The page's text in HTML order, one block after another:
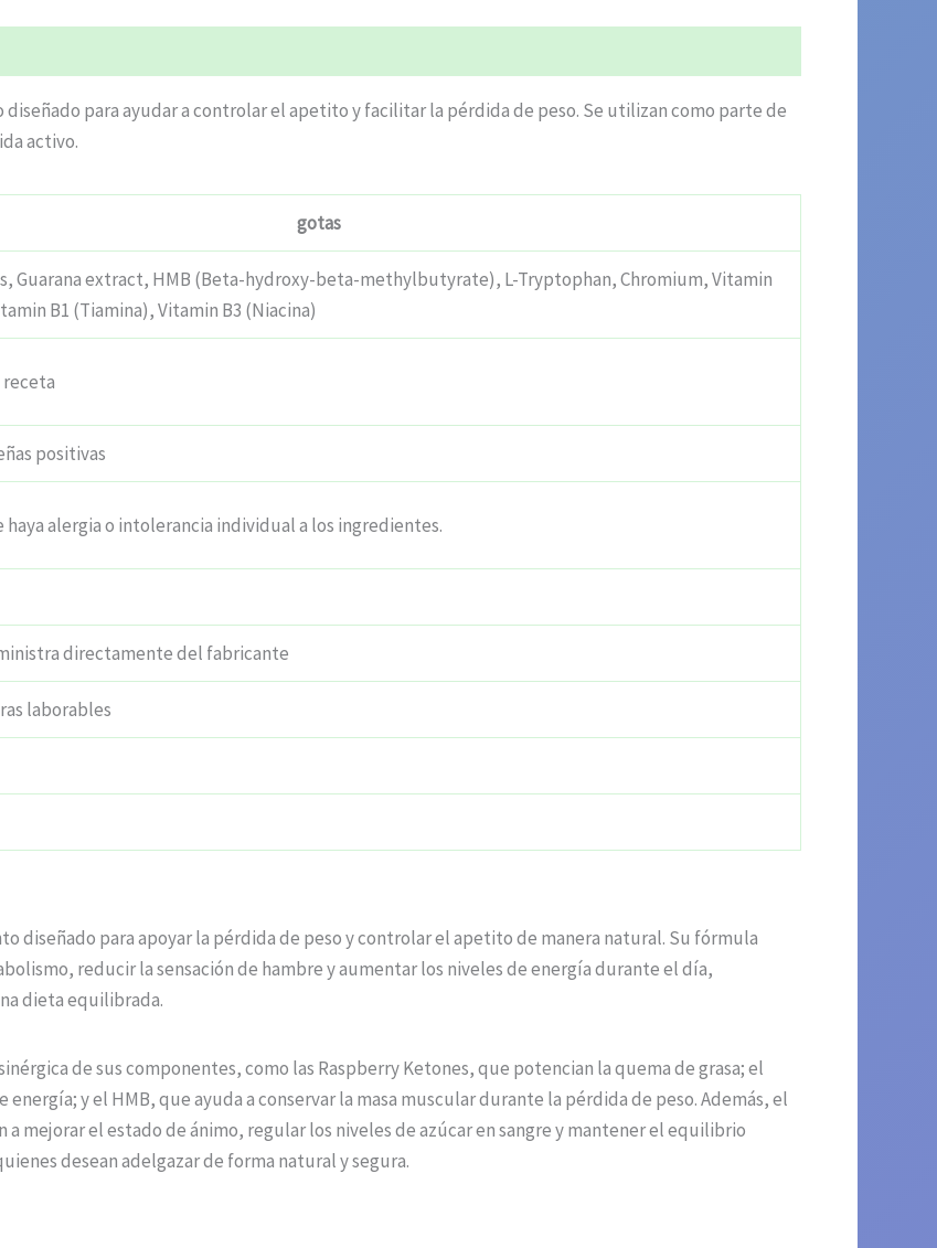
diseñado para ayudar a controlar el apetito y facilitar la pérdida de peso. Se utilizan como parte de
activo.
gotas
Guarana extract, HMB (Beta-hydroxy-beta-methylbutyrate), L-Tryptophan, Chromium, Vitamin
B1 (Tiamina), Vitamin B3 (Niacina)
positivas
haya alergia o intolerancia individual a los ingredientes.
directamente del fabricante
laborables
diseñado para apoyar la pérdida de peso y controlar el apetito de manera natural. Su fórmula
reducir la sensación de hambre y aumentar los niveles de energía durante el día,
dieta equilibrada.
de sus componentes, como las Raspberry Ketones, que potencian la quema de grasa; el
y el HMB, que ayuda a conservar la masa muscular durante la pérdida de peso. Además, el
mejorar el estado de ánimo, regular los niveles de azúcar en sangre y mantener el equilibrio
desean adelgazar de forma natural y segura.